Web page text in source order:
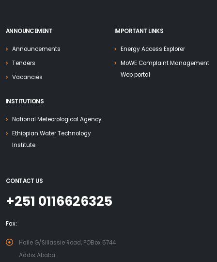
ANNOUNCEMENT
Announcements
Tenders
Vacancies
IMPORTANT LINKS
Energy Access Explorer
MoWE Complaint Management
Web portal
INSTITUTIONS
National Meteorological Agency
Ethiopian Water Technology
Institute
CONTACT US
+251 0116626325
Fax:
Haile G/Sillassie Road, POBox 5744
Addis Ababa